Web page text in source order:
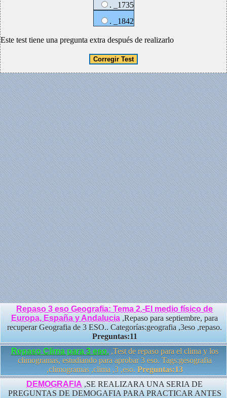
. _1735
. _1842
Este test tiene una pregunta extra después de realizarlo
Repaso 3 eso Geografia: Tema 2.-El medio físico de
Europa, España y Andalucia ,Repaso para septiembre, para
recuperar Geografia de 3 ESO.. Categorías:geografia ,3eso ,repaso.
Preguntas:11
Repaso Clima para 3 eso.,Test de repaso para el clima y los
climogramas, estudiando para aprobar 3 eso. Tags:gesografia
,climogramas ,clima ,3 ,eso. Preguntas:13
DEMOGRAFIA ,SE REALIZARA UNA SERIA DE
PREGUNTAS DE DEMOGAFIA PARA PRACTICAR ANTES